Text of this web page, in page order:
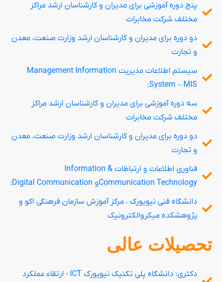
پنج دوره آموزشی برای مدیران و کارشناسان ارشد مراکز
مختلف شرکت مخابرات
دو دوره برای مدیران و کارشناسان ارشد وزارت صنعت، معدن
و تجارت
سیستم اطلاعات مدیریت Management Information
System – MIS:
سه دوره آموزشی برای مدیران و کارشناسان ارشد مراکز
مختلف شرکت مخابرات
دو دوره برای مدیران و کارشناسان ارشد وزارت صنعت، معدن
و تجارت
فناوری اطلاعات و ارتباطات Information &
Communication Technologyو Digital Communication:
دانشگاه فنی نیویورک ، مرکز آموزش سازمان فرهنگی اکو و
پژوهشکده میکروالکترونیک
تحصیلات عالی
دکتری: دانشگاه پلی تکنیک نیویورک ICT - ارتقاء عملکرد